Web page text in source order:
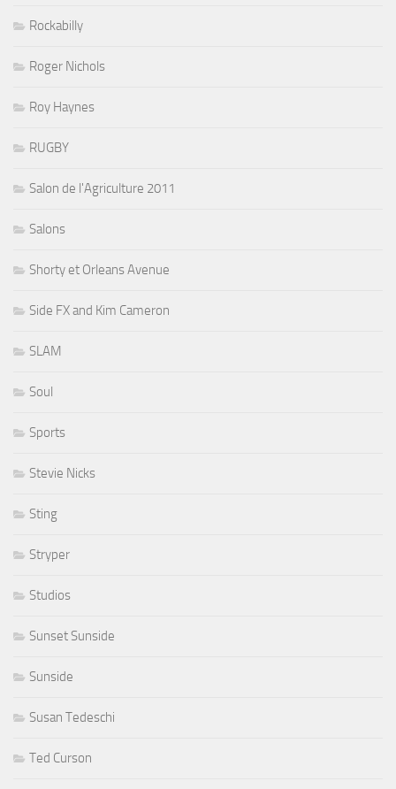
Rockabilly
Roger Nichols
Roy Haynes
RUGBY
Salon de l'Agriculture 2011
Salons
Shorty et Orleans Avenue
Side FX and Kim Cameron
SLAM
Soul
Sports
Stevie Nicks
Sting
Stryper
Studios
Sunset Sunside
Sunside
Susan Tedeschi
Ted Curson